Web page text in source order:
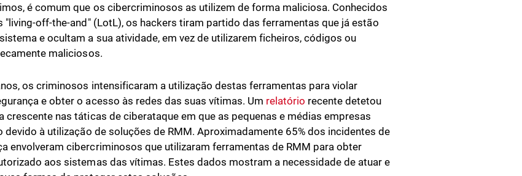
é comum que os cibercriminosos as utilizem de forma maliciosa. Conhecidos
"living-off-the-and" (LotL), os hackers tiram partido das ferramentas que já estão
e ocultam a sua atividade, em vez de utilizarem ficheiros, códigos ou
maliciosos.
os criminosos intensificaram a utilização destas ferramentas para violar
e obter o acesso às redes das suas vítimas. Um relatório recente detetou
crescente nas táticas de ciberataque em que as pequenas e médias empresas
devido à utilização de soluções de RMM. Aproximadamente 65% dos incidentes de
envolveram cibercriminosos que utilizaram ferramentas de RMM para obter
aos sistemas das vítimas. Estes dados mostram a necessidade de atuar e